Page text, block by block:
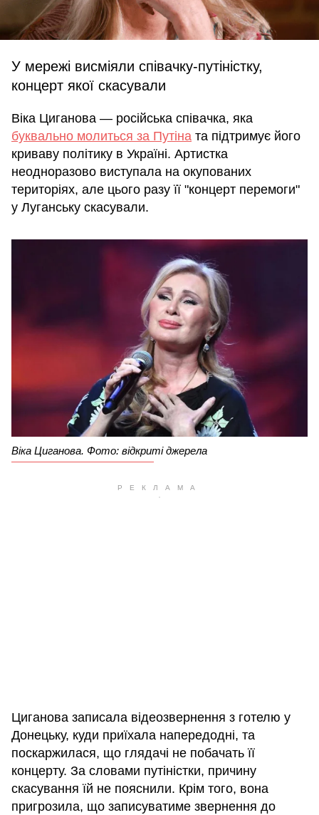
У мережі висміяли співачку-путіністку,
концерт якої скасували
Віка Циганова — російська співачка, яка
буквально молиться за Путіна та підтримує його
криваву політику в Україні. Артистка
неодноразово виступала на окупованих
територіях, але цього разу її "концерт перемоги"
у Луганську скасували.
Віка Циганова. Фото: відкриті джерела
Циганова записала відеозвернення з готелю у
Донецьку, куди приїхала напередодні, та
поскаржилася, що глядачі не побачать її
концерту. За словами путіністки, причину
скасування їй не пояснили. Крім того, вона
пригрозила, що записуватиме звернення до